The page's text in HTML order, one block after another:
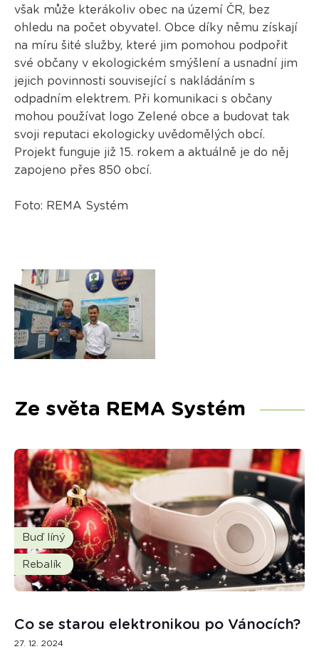
však může kterákoliv obec na území ČR, bez
ohledu na počet obyvatel. Obce díky němu získají
na míru šité služby, které jim pomohou podpořit
své občany v ekologickém smýšlení a usnadní jim
jejich povinnosti související s nakládáním s
odpadním elektrem. Při komunikaci s občany
mohou používat logo Zelené obce a budovat tak
svoji reputaci ekologicky uvědomělých obcí.
Projekt funguje již 15. rokem a aktuálně je do něj
zapojeno přes 850 obcí.
Foto: REMA Systém
Ze světa REMA Systém
Buď líný
Rebalík
Co se starou elektronikou po Vánocích?
27. 12. 2024